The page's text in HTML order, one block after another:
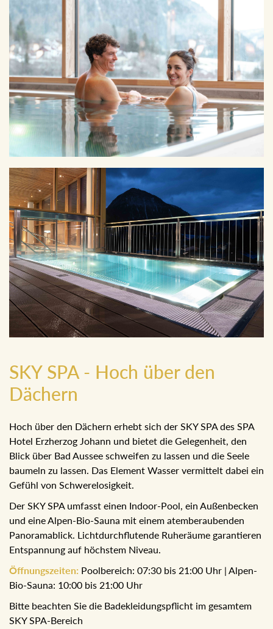
SKY SPA - Hoch über den
Dächern
Hoch über den Dächern erhebt sich der SKY SPA des SPA
Hotel Erzherzog Johann und bietet die Gelegenheit, den
Blick über Bad Aussee schweifen zu lassen und die Seele
baumeln zu lassen. Das Element Wasser vermittelt dabei ein
Gefühl von Schwerelosigkeit.
Der SKY SPA umfasst einen Indoor-Pool, ein Außenbecken
und eine Alpen-Bio-Sauna mit einem atemberaubenden
Panoramablick. Lichtdurchflutende Ruheräume garantieren
Entspannung auf höchstem Niveau.
Öffnungszeiten: Poolbereich: 07:30 bis 21:00 Uhr | Alpen-
Bio-Sauna: 10:00 bis 21:00 Uhr
Bitte beachten Sie die Badekleidungspflicht im gesamtem
SKY SPA-Bereich